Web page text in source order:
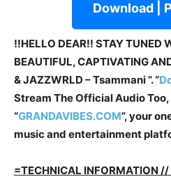
Download |
!!HELLO DEAR!! STAY TUNED
BEAUTIFUL, CAPTIVATING
& JAZZWRLD – Tsammani ”. “
Stream The Official Audio Too,
“GRANDAVIBES.COM”, your
music and entertainment
=TECHNICAL INFORMATION